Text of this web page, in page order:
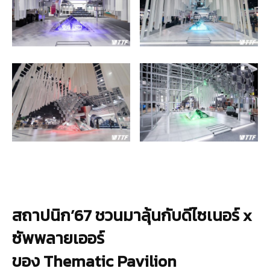
สถาปนิก’67 ชวนมาลุ้นกับดีไซเนอร์ x
ซัพพลายเออร์
ของ Thematic Pavilion